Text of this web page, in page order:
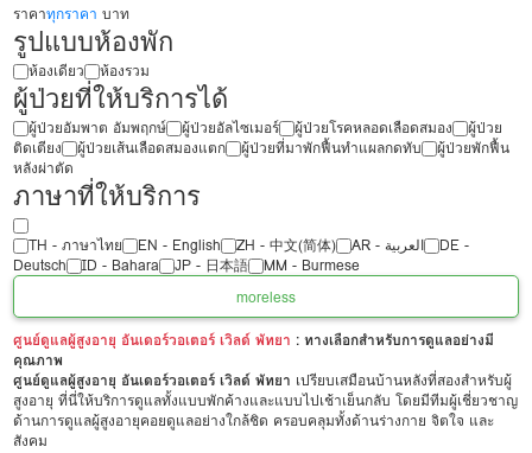
ราคาทุกราคา บาท
รูปแบบห้องพัก
ห้องเดียว ห้องรวม
ผู้ป่วยที่ให้บริการได้
ผู้ป่วยอัมพาต อัมพฤกษ์ ผู้ป่วยอัลไซเมอร์ ผู้ป่วยโรคหลอดเลือดสมอง
ผู้ป่วย
ติดเตียง
ผู้ป่วยเส้นเลือดสมองแตก ผู้ป่วยที่มาพักฟื้นทำแผลกดทับ
ผู้ป่วยพักฟื้น
หลังผ่าตัด
ภาษาที่ให้บริการ
TH - ‏ภาษาไทย EN - English ZH - 中文(简体) ‏AR - ‏العربية‏
DE -
Deutsch
ID - Bahara JP - 日本語
MM - Burmese
moreless
ศูนย์ดูแลผู้สูงอายุ อันเดอร์วอเตอร์ เวิลด์ พัทยา : ทางเลือกสำหรับการดูแลอย่างมี
คุณภาพ
ศูนย์ดูแลผู้สูงอายุ อันเดอร์วอเตอร์ เวิลด์ พัทยา เปรียบเสมือนบ้านหลังที่สองสำหรับผู้
สูงอายุ ที่นี่ให้บริการดูแลทั้งแบบพักค้างและแบบไปเช้าเย็นกลับ โดยมีทีมผู้เชี่ยวชาญ
ด้านการดูแลผู้สูงอายุคอยดูแลอย่างใกล้ชิด ครอบคลุมทั้งด้านร่างกาย จิตใจ และ
สังคม